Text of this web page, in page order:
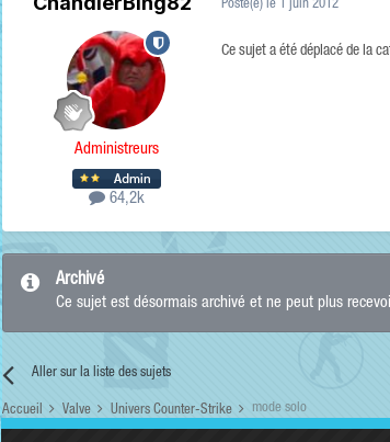
Administreurs
64,2k
Posté(e) le 1 juin 2012
Ce sujet a été déplacé de la
Archivé
Ce sujet est désormais archivé et ne peut plus
Aller sur la liste des sujets
Accueil Valve Univers Counter-Strike mode solo